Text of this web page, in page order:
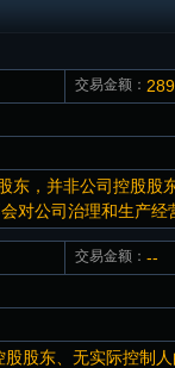
交易金额：
东，并非公司控股
对公司治理和生产经
交易金额： --
股东、无实际控制